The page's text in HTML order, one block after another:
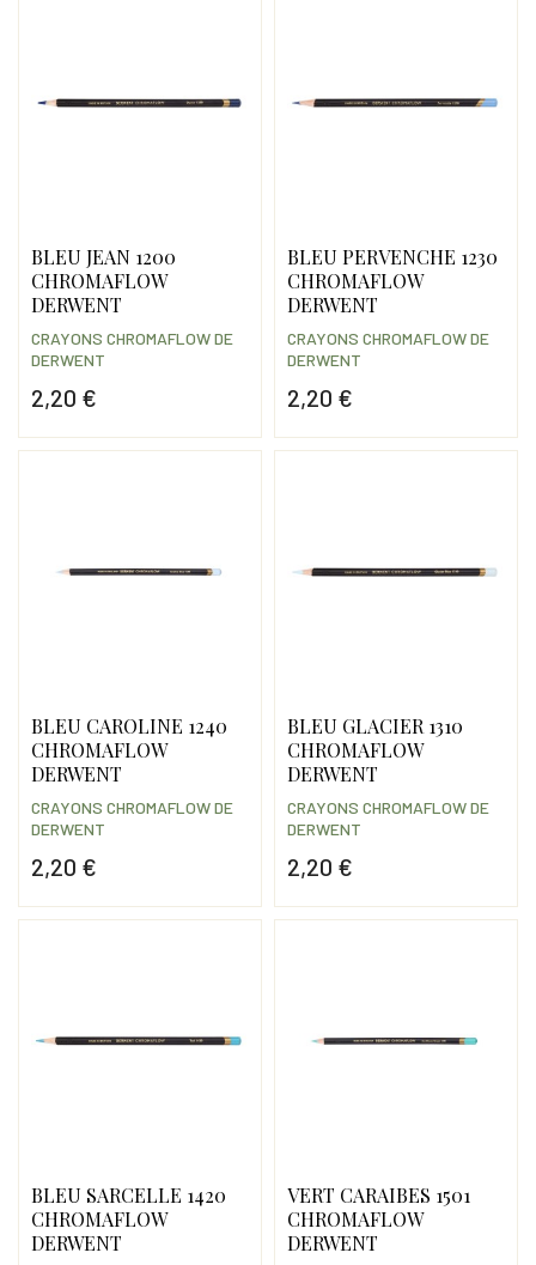
BLEU JEAN 1200
CHROMAFLOW
DERWENT
2,20 €
CRAYONS CHROMAFLOW DE
DERWENT
BLEU PERVENCHE 1230
CHROMAFLOW
DERWENT
2,20 €
CRAYONS CHROMAFLOW DE
DERWENT
BLEU CAROLINE 1240
CHROMAFLOW
DERWENT
2,20 €
CRAYONS CHROMAFLOW DE
DERWENT
BLEU GLACIER 1310
CHROMAFLOW
DERWENT
2,20 €
CRAYONS CHROMAFLOW DE
DERWENT
BLEU SARCELLE 1420
CHROMAFLOW
DERWENT
VERT CARAIBES 1501
CHROMAFLOW
DERWENT